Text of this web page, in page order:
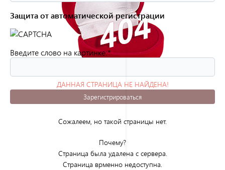
ДАННАЯ СТРАНИЦА НЕ НАЙДЕНА!
(ОШИБКА 404)
Сожалеем, но такой страницы нет.
Почему?
Страница была удалена с сервера.
Страница врменно недоступна.
Защита от автоматической регистрации
Введите слово на картинке:*
Зарегистрироваться